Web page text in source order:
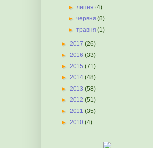
►липня(4)
►червня(8)
►травня(1)
► 2017 (26)
► 2016 (33)
► 2015 (71)
► 2014 (48)
► 2013 (58)
► 2012 (51)
► 2011 (35)
► 2010 (4)